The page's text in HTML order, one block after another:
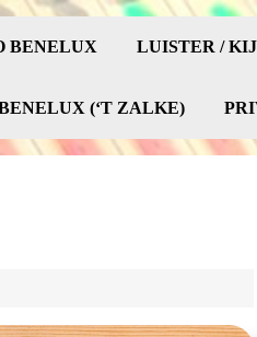
BENELUX LUISTER /
(‘T ZALKE)